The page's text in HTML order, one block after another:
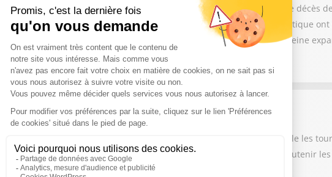
à Nice à la suite d'une injection esthétique illégale, le deuxième décès
d'alarme. Près de 5 000 médecins et spécialistes de médecine esthétique
un durcissement des sanctions face à un phénomène en pleine
en une semaine en Gironde, la sénatrice Nathalie Delattre appelle les
touchée par les incendies. Selon elle, ce geste est essentiel pour soutenir
de ces feux.